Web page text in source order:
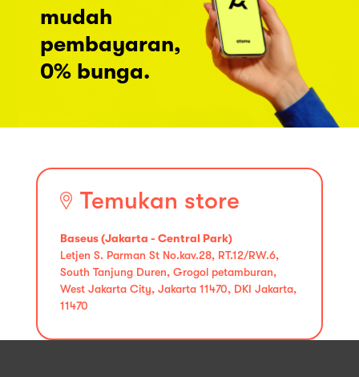
mudah
pembayaran,
0% bunga.
Temukan store
Baseus (Jakarta - Central Park)
Letjen S. Parman St No.kav.28, RT.12/RW.6,
South Tanjung Duren, Grogol petamburan,
West Jakarta City, Jakarta 11470, DKI Jakarta,
11470